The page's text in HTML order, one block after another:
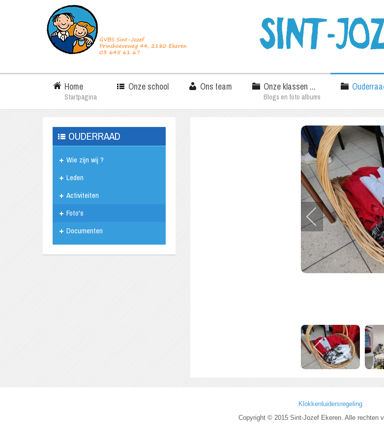
Home
Startpagina
Onze school Ons team Onze klassen ...
Blogs en foto albums
OUDERRAAD
Wie zijn wij ?
Leden
Activiteiten
Foto's
Documenten
Klokkenluidersregeling
Copyright © 2015 Sint-Jozef Ekeren. Alle rechten